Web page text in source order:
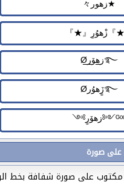
على صورة
على صورة شفافة بخط